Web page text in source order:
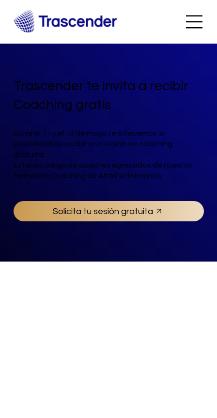
Trascender te invita a recibir
Coaching gratis
Entre el 11 y el 15 de mayo te ofrecemos la
posibilidad de recibir una sesión de coaching
gratuita.
Estará a cargo de coaches egresados de nuestra
formación Coaching de Alta Performance.
Solicita tu sesión gratuita